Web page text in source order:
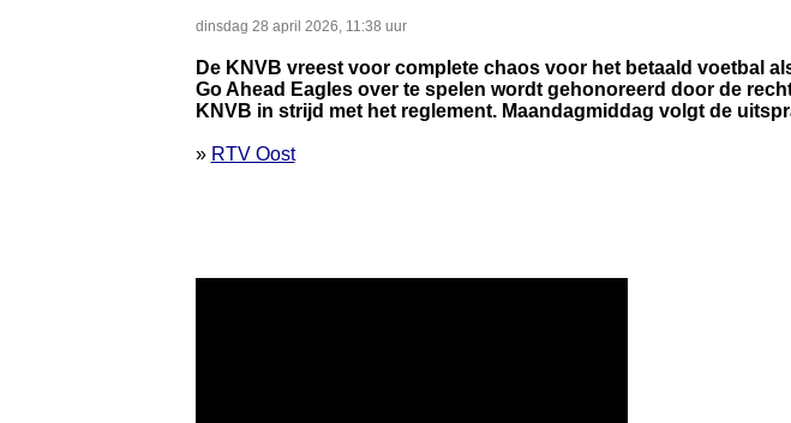
dinsdag 28 april 2026, 11:38 uur
De KNVB vreest voor complete chaos voor het betaald voetbal
Go Ahead Eagles over te spelen wordt gehonoreerd door de
KNVB in strijd met het reglement. Maandagmiddag volgt de
» RTV Oost